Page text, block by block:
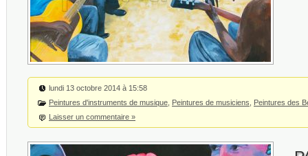
lundi 13 octobre 2014 à 15:58
Peintures d'instruments de musique Peintures de musiciens
Peintures des
Laisser un commentaire »